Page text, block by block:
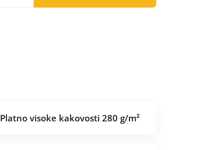
Platno visoke kakovosti 280 g/m²